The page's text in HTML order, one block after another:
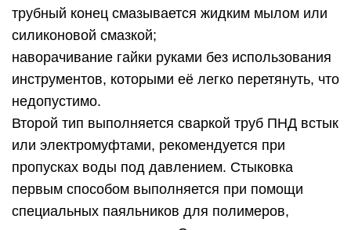
трубный конец смазывается жидким мылом или
силиконовой смазкой;
наворачивание гайки руками без использования
инструментов, которыми её легко перетянуть, что
недопустимо.
Второй тип выполняется сваркой труб ПНД встык
или электромуфтами, рекомендуется при
пропусках воды под давлением. Стыковка
первым способом выполняется при помощи
специальных паяльников для полимеров,